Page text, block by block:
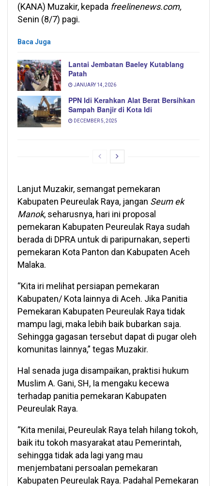
(KANA) Muzakir, kepada freelinenews.com,
Senin (8/7) pagi.
Baca Juga
Lantai Jembatan Baeley Kutablang
Patah
JANUARY 14, 2026
PPN Idi Kerahkan Alat Berat Bersihkan
Sampah Banjir di Kota Idi
DECEMBER 5, 2025
Lanjut Muzakir, semangat pemekaran
Kabupaten Peureulak Raya, jangan Seum ek
Manok, seharusnya, hari ini proposal
pemekaran Kabupaten Peureulak Raya sudah
berada di DPRA untuk di paripurnakan, seperti
pemekaran Kota Panton dan Kabupaten Aceh
Malaka.
“Kita iri melihat persiapan pemekaran
Kabupaten/ Kota lainnya di Aceh. Jika Panitia
Pemekaran Kabupaten Peureulak Raya tidak
mampu lagi, maka lebih baik bubarkan saja.
Sehingga gagasan tersebut dapat di pugar oleh
komunitas lainnya,” tegas Muzakir.
Hal senada juga disampaikan, praktisi hukum
Muslim A. Gani, SH, Ia mengaku kecewa
terhadap panitia pemekaran Kabupaten
Peureulak Raya.
“Kita menilai, Peureulak Raya telah hilang tokoh,
baik itu tokoh masyarakat atau Pemerintah,
sehingga tidak ada lagi yang mau
menjembatani persoalan pemekaran
Kabupaten Peureulak Raya. Padahal Pemekaran